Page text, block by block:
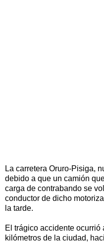
La carretera Oruro-Pisiga,
debido a que un camión
carga de contrabando se
conductor de dicho
la tarde.
El trágico accidente ocurrió
kilómetros de la ciudad,